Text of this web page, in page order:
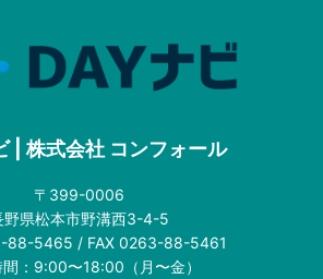
| 株式会社 コンフォール
〒399-0006
野県松本市野溝西3-4-5
88-5465 / FAX 0263-88-5461
：9:00〜18:00（月〜金）